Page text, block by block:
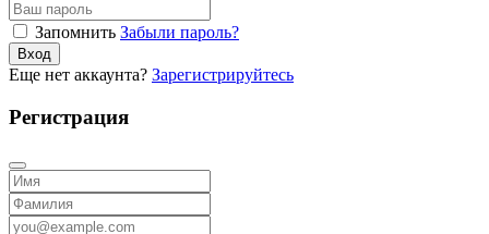
Запомнить Забыли пароль?
Вход
Еще нет аккаунта? Зарегистрируйтесь
Регистрация